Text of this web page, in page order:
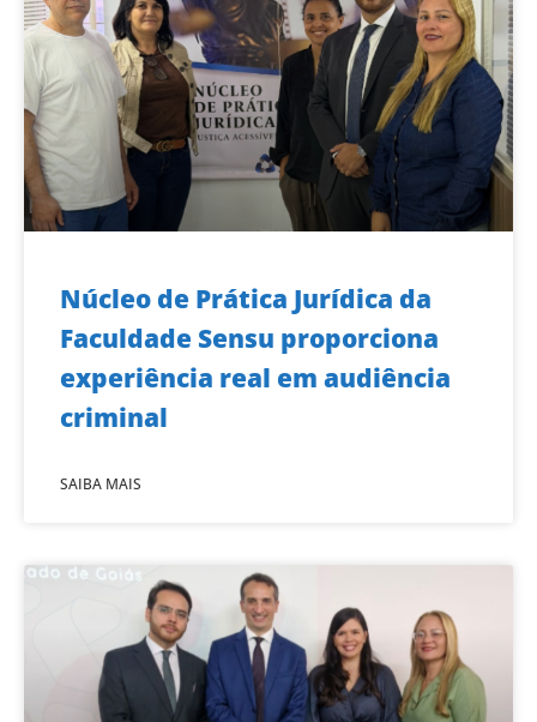
Núcleo de Prática Jurídica da
Faculdade Sensu proporciona
experiência real em audiência
criminal
SAIBA MAIS